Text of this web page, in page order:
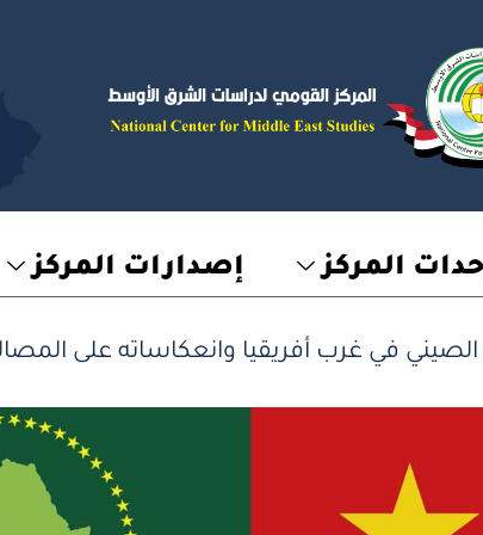
المركز إصدارات المركز
في غرب أفريقيا وانعكاساته على